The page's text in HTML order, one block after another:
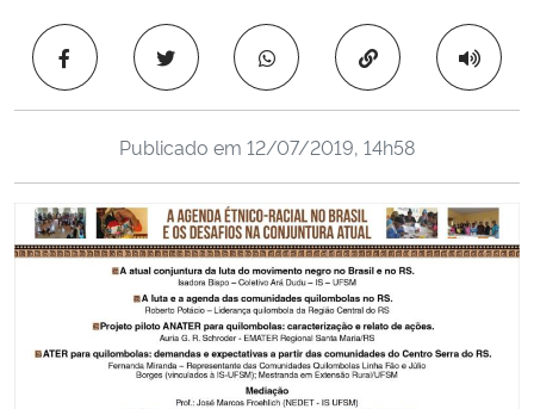
Ministério da Educação
Ministério de Minas e Energia
Ministério da Ciência, Tecnologia, Inovações e Comunicações
Ministério do Meio Ambiente
Copiar para área
Publicado em 12/07/2019, 14h58